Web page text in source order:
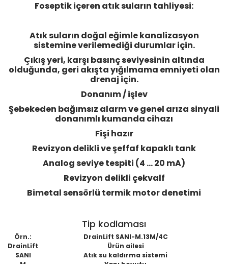
Foseptik içeren atık suların tahliyesi:
Atık suların doğal eğimle kanalizasyon
sistemine verilemediği durumlar için.
Çıkış yeri, karşı basınç seviyesinin altında
olduğunda, geri akışta yığılmama emniyeti olan
drenaj için.
Donanım / işlev
Şebekeden bağımsız alarm ve genel arıza sinyali
donanımlı kumanda cihazı
Fişi hazır
Revizyon delikli ve şeffaf kapaklı tank
Analog seviye tespiti (4 ... 20 mA)
Revizyon delikli çekvalf
Bimetal sensörlü termik motor denetimi
Tip kodlaması
Örn.:
DrainLift SANI-M.13M/4C
DrainLift
Ürün ailesi
SANI
Atık su kaldırma sistemi